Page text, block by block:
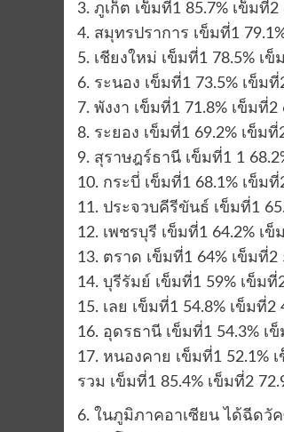
3. ภูเก็ต เข็มที่1 85.7% เข็มที่
4. สมุทรปราการ เข็มที่1
5. เชียงใหม่ เข็มที่1 78.5% เ
6. ระนอง เข็มที่1 73.5% เข็ม
7. พังงา เข็มที่1 71.8% เข็มที่
8. ระยอง เข็มที่1 69.2% เข็ม
9. สุราษฎร์ธานี เข็มที่1 1
10. กระบี่ เข็มที่1 68.1% เข็ม
11. ประจวบคีรีขันธ์ เข็มที่1
12. เพชรบุรี เข็มที่1 64.2% เ
13. ตราด เข็มที่1 64% เข็มที่
14. บุรีรัมย์ เข็มที่1 59% เข็ม
15. เลย เข็มที่1 54.8% เข็มที่
16. อุดรธานี เข็มที่1 54.3% เ
17. หนองคาย เข็มที่1 52.1%
รวม เข็มที่1 85.4% เข็มที่2
6. ในภูมิภาคอาเซียน ได้ฉีดวั